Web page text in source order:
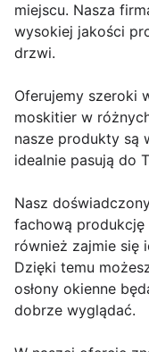
miejscu. Nasza
wysokiej jakości
drzwi.
Oferujemy szeroki
moskitier w
nasze produkty są
idealnie pasują do
Nasz
fachową
również zajmie się
Dzięki temu
osłony okienne
dobrze wyglądać.